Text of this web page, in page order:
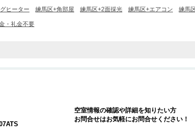
ヒーター 練馬区+角部屋 練馬区+2面採光 練馬区+エアコン 練馬
・礼金不要
空室情報の確認や詳細を知りたい方
お問合せはお気軽にお問合せください！